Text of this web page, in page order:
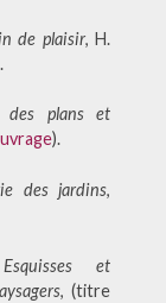
de plaisir, H.
des plans et
).
des jardins,
Esquisses et
, (titre